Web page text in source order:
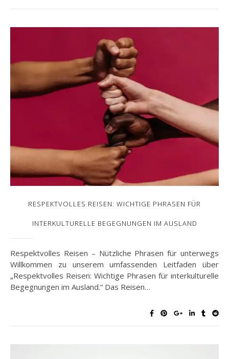
RESPEKTVOLLES REISEN: WICHTIGE PHRASEN FÜR
INTERKULTURELLE BEGEGNUNGEN IM AUSLAND
Respektvolles Reisen – Nützliche Phrasen für unterwegs
Willkommen zu unserem umfassenden Leitfaden über
„Respektvolles Reisen: Wichtige Phrasen für interkulturelle
Begegnungen im Ausland.“ Das Reisen…